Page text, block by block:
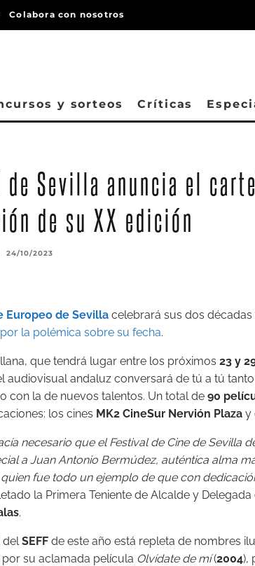
Colabora con nosotros
y sorteos Críticas
de Sevilla anuncia el
de su XX edición
24/10/2023
Europeo de Sevilla celebrará sus dos
la polémica sobre su fecha.
que tendrá lugar entre los próximos 23 y
audiovisual andaluz conversará de tú a tú
con la de nuevos talentos. Un total de 90
los cines MK2 CineSur Nervión Plaza y
necesario que el Festival de Cine de Sevilla
a Juan Antonio Bermúdez, auténtica alma
quien fue todo un ejemplo de que con
la Primera Teniente de Alcalde y
.
delSEFF de este año está repleta de nombres
su aclamada película Olvídate de mí(2004),